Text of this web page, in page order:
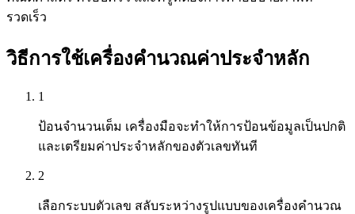
รวดเร็ว
วิธีการใช้เครื่องคำนวณค่าประจำหลัก
1
ป้อนจำนวนเต็ม เครื่องมือจะทำให้การป้อนข้อมูลเป็นปกติ
และเตรียมค่าประจำหลักของตัวเลขทันที
2
เลือกระบบตัวเลข สลับระหว่างรูปแบบของเครื่องคำนวณ